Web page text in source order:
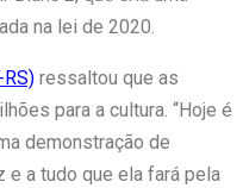
na lei de 2020.
RS) ressaltou que as
para a cultura. “Hoje é
demonstração de
e a tudo que ela fará pela